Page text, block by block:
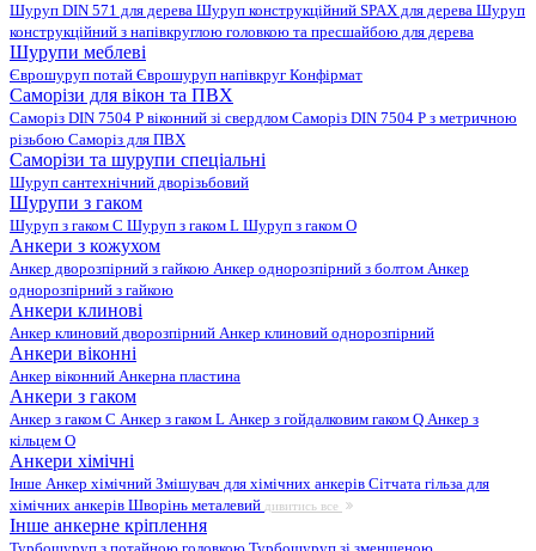
Шуруп DIN 571 для дерева Шуруп конструкційний SPAX для дерева Шуруп
конструкційний з напівкруглою головкою та пресшайбою для дерева
Шурупи меблеві
Єврошуруп потай Єврошуруп напівкруг Конфірмат
Саморізи для вікон та ПВХ
Саморіз DIN 7504 P віконний зі свердлом Саморіз DIN 7504 P з метричною
різьбою Саморіз для ПВХ
Саморізи та шурупи спеціальні
Шуруп сантехнічний дворізьбовий
Шурупи з гаком
Шуруп з гаком C Шуруп з гаком L Шуруп з гаком O
Анкери з кожухом
Анкер дворозпірний з гайкою Анкер однорозпірний з болтом Анкер
однорозпірний з гайкою
Анкери клинові
Анкер клиновий дворозпірний Анкер клиновий однорозпірний
Анкери віконні
Анкер віконний Анкерна пластина
Анкери з гаком
Анкер з гаком C Анкер з гаком L Анкер з гойдалковим гаком Q Анкер з
кільцем O
Анкери хімічні
Інше Анкер хімічний Змішувач для хімічних анкерів Сітчата гільза для
хімічних анкерів Шворінь металевий дивитись все
Інше анкерне кріплення